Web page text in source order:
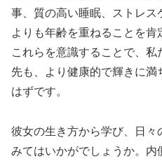
事、質の高い睡眠、ストレ
よりも年齢を重ねることを肯
これらを意識することで、
先も、より健康的で輝きに
はずです。
彼女の生き方から学び、日々
みてはいかがでしょうか。